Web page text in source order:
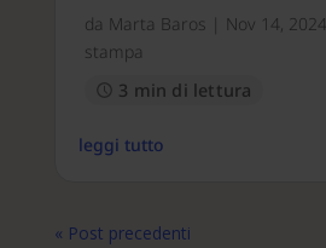
da Marta Baros Nov 14, 2024
stampa
3 min di lettura
leggi tutto
« Post precedenti